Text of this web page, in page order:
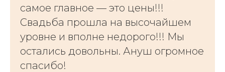
самое главное — это цены!!!
Свадьба прошла на высочайшем
уровне и вполне недорого!!! Мы
остались довольны. Ануш огромное
спасибо!